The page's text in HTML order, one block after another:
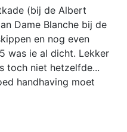
(bij de Albert
Dame Blanche bij de
en nog even
was ie al dicht. Lekker
toch niet hetzelfde...
handhaving moet